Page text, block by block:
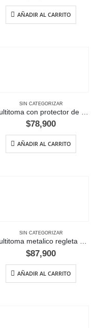
AÑADIR AL CARRITO
SIN CATEGORIZAR
$78,900
AÑADIR AL CARRITO
SIN CATEGORIZAR
Multitoma metalico regleta con Supresor picos, 6 salidas
$87,900
AÑADIR AL CARRITO